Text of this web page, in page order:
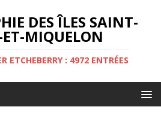
DES ÎLES SAINT-
ET-MIQUELON
ETCHEBERRY : 4972 ENTRÉES